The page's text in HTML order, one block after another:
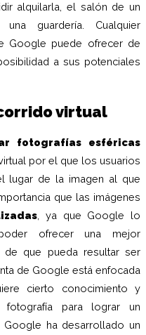
alquilarla, el salón de un
guardería. Cualquier
Google puede ofrecer de
a sus potenciales
virtual
fotografías esféricas
por el que los usuarios
lugar de la imagen al que
que las imágenes
, ya que Google lo
ofrecer una mejor
de que pueda resultar ser
de Google está enfocada
cierto conocimiento y
fotografía para lograr un
ha desarrollado un